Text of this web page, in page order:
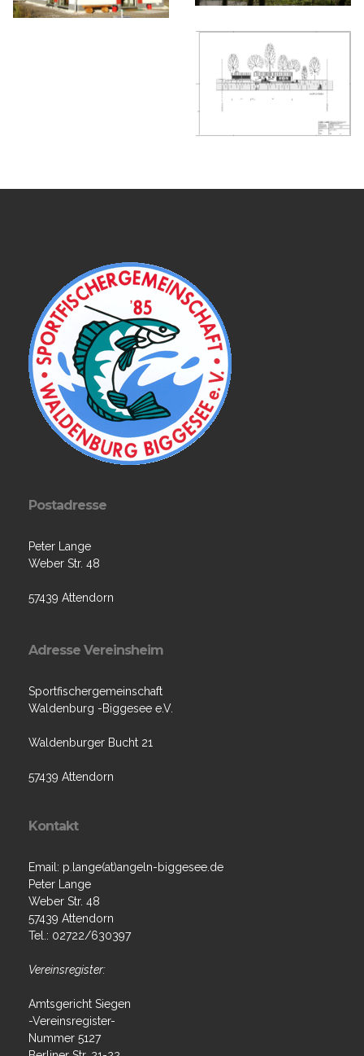
Postadresse
Peter Lange
Weber Str. 48
57439 Attendorn
Adresse Vereinsheim
Sportfischergemeinschaft
Waldenburg -Biggesee e.V.
Waldenburger Bucht 21
57439 Attendorn
Kontakt
Email: p.lange(at)angeln-biggesee.de
Peter Lange
Weber Str. 48
57439 Attendorn
Tel.: 02722/630397
Vereinsregister:
Amtsgericht Siegen
-Vereinsregister-
Nummer 5127